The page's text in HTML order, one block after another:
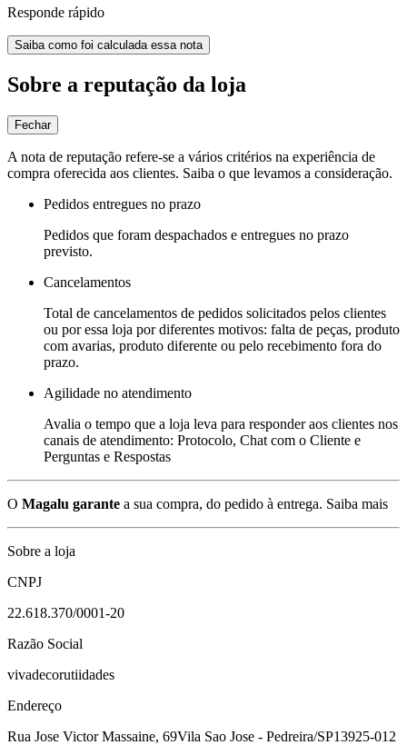
Responde rápido
Saiba como foi calculada essa nota
Sobre a reputação da loja
Fechar
A nota de reputação refere-se a vários critérios na experiência de
compra oferecida aos clientes. Saiba o que levamos a consideração.
Pedidos entregues no prazo
Pedidos que foram despachados e entregues no prazo
previsto.
Cancelamentos
Total de cancelamentos de pedidos solicitados pelos clientes
ou por essa loja por diferentes motivos: falta de peças, produto
com avarias, produto diferente ou pelo recebimento fora do
prazo.
Agilidade no atendimento
Avalia o tempo que a loja leva para responder aos clientes nos
canais de atendimento: Protocolo, Chat com o Cliente e
Perguntas e Respostas
O Magalu garante a sua compra, do pedido à entrega. Saiba mais
Sobre a loja
CNPJ
22.618.370/0001-20
Razão Social
vivadecorutiidades
Endereço
Rua Jose Victor Massaine, 69Vila Sao Jose - Pedreira/SP13925-012